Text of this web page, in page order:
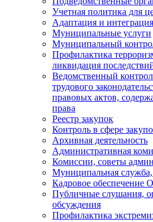
Учетная политика для
Адаптация и
Муниципальные услуги
Муниципальный
Профилактика
ликвидация
Ведомственный
трудового
правовых актов,
права
Реестр закупок
Контроль в сфере
Архивная деятельность
Административная
Комиссии, советы
Муниципальная служба,
Кадровое обеспечение
Публичные слушания,
обсуждения
Профилактика